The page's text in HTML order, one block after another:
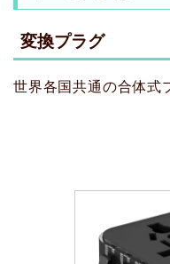
変換プラグ
世界各国共通の合体式